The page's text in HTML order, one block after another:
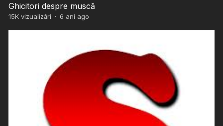
Ghicitori despre muscă
15Kvizualizări · 6 ani ago